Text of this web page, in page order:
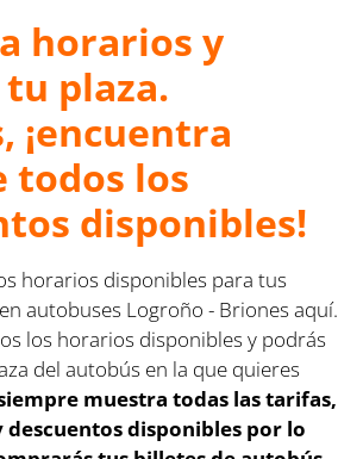
horarios y
plaza.
¡encuentra
todos los
disponibles!
horarios disponibles para tus
autobuses Logroño - Briones aquí.
los horarios disponibles y podrás
del autobús en la que quieres
muestra todas las tarifas,
disponibles por lo